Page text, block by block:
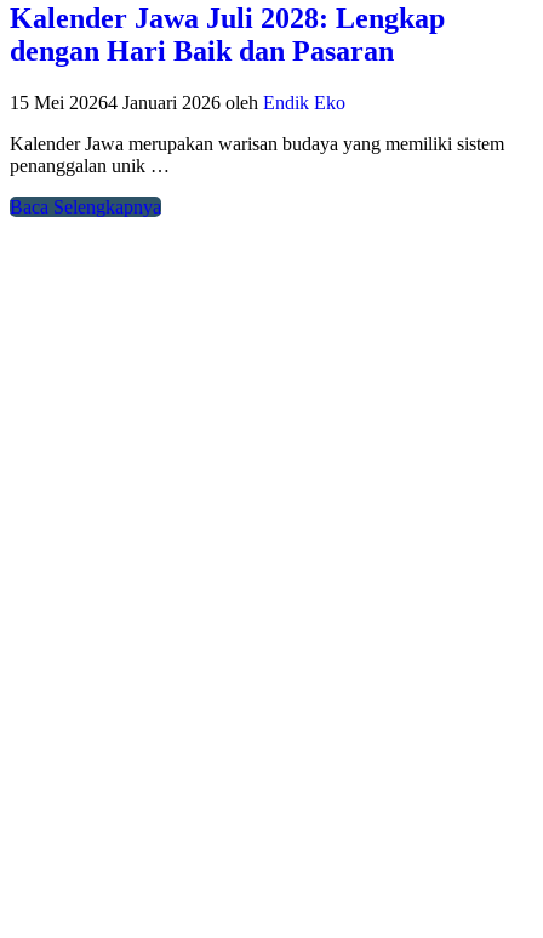
Kalender Jawa Juli 2028: Lengkap
dengan Hari Baik dan Pasaran
15 Mei 20264 Januari 2026 oleh Endik Eko
Kalender Jawa merupakan warisan budaya yang memiliki sistem
penanggalan unik …
Baca Selengkapnya